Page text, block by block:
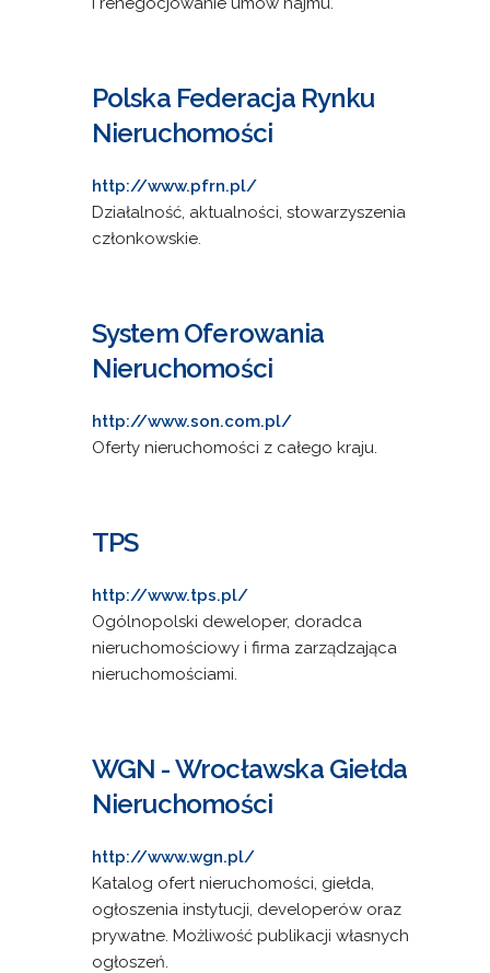
Polska Federacja Rynku
Nieruchomości
http://www.pfrn.pl/
Działalność, aktualności, stowarzyszenia
członkowskie.
System Oferowania
Nieruchomości
http://www.son.com.pl/
Oferty nieruchomości z całego kraju.
TPS
http://www.tps.pl/
Ogólnopolski deweloper, doradca
nieruchomościowy i firma zarządzająca
nieruchomościami.
WGN - Wrocławska Giełda
Nieruchomości
http://www.wgn.pl/
Katalog ofert nieruchomości, giełda,
ogłoszenia instytucji, developerów oraz
prywatne. Możliwość publikacji własnych
ogłoszeń.